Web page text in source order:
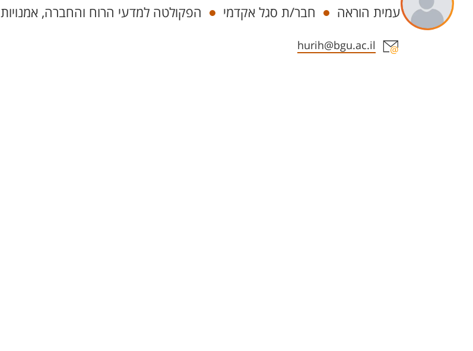
Departments
עמית הוראה חבר/ת סגל אקדמי הפקולטה למדעי הרוח והחברה, אמנויות
Staff member contact section
hurih@bgu.ac.il